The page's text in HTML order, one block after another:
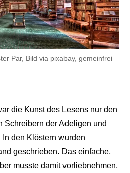
Par, Bild via pixabay, gemeinfrei
die Kunst des Lesens nur den
Schreibern der Adeligen und
den Klöstern wurden
geschrieben. Das einfache,
musste damit vorliebnehmen,